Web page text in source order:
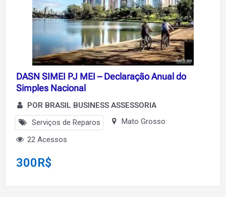
DASN SIMEI PJ MEI – Declaração Anual do
Simples Nacional
POR BRASIL BUSINESS ASSESSORIA
Serviços de Reparos
Mato Grosso
22 Acessos
300R$